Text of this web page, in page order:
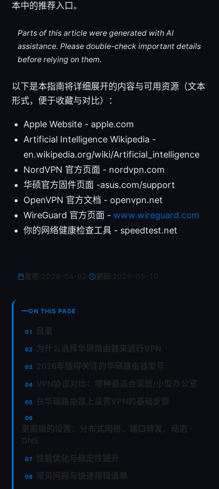
本中的推荐入口。
Parts of this article were generated with AI
assistance. Please double-check important details
before relying on them.
以下是本指南将详细展开的内容与可用资源（文本
形式，便于收藏与对比）：
Apple Website - apple.com
Artificial Intelligence Wikipedia -
en.wikipedia.org/wiki/Artificial_intelligence
NordVPN 官方页面 - nordvpn.com
华硕官方固件页面 -asus.com/support
OpenVPN 官方文档 - openvpn.net
WireGuard 官方页面 - www.wireguard.com
你的网络健康检查工具 - speedtest.net
更新:
ON THIS PAGE